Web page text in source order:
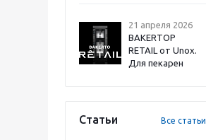
21 апреля 2026
BAKERTOP
RETAIL от Unox.
Для пекарен
Статьи Все статьи